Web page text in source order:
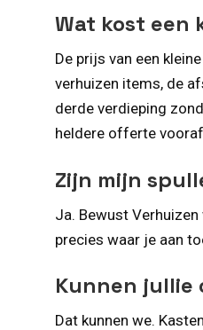
Wat kost een
De prijs van een
verhuizen items, de
derde verdieping
heldere offerte
Zijn mijn
Ja. Bewust
precies waar je aan
Kunnen jullie
Dat kunnen we.